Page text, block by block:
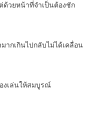
ด้วยหน้าที่จำเป็นต้องชัก
ากเกินไปกลับไม่ได้เคลื่อน
งเล่นให้สมบูรณ์